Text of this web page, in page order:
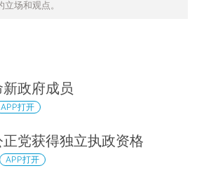
场和观点。
政府成员
APP打开
党获得独立执政资格
APP打开